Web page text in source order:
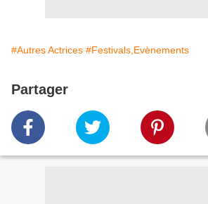
#Autres Actrices #Festivals,Evènements
Partager